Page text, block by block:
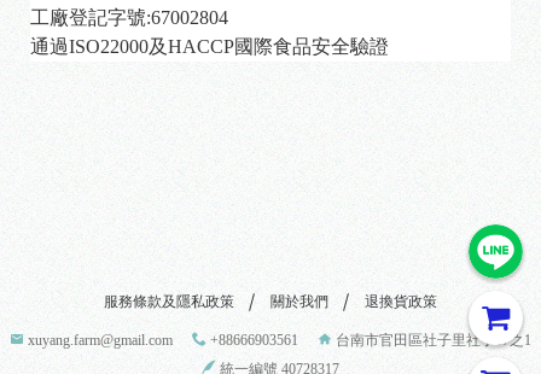
工廠登記字號:67002804
通過ISO22000及HACCP國際食品安全驗證
服務條款及隱私政策 關於我們 退換貨政策
xuyang.farm@gmail.com +88666903561
台南市官田區社子里社子67之1
統一編號 40728317